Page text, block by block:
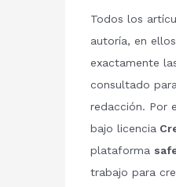
Todos los
autoría, en
exactamente
consultado
redacción. Por
bajo licencia
plataforma
trabajo para